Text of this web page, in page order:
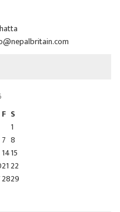
F S
1
7 8
1415
2122
2829